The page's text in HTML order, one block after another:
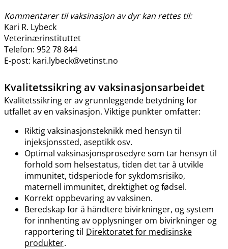
Kommentarer til vaksinasjon av dyr kan rettes til:
Kari R. Lybeck
Veterinærinstituttet
Telefon: 952 78 844
E-post: kari.lybeck@vetinst.no
Kvalitetssikring av vaksinasjonsarbeidet
Kvalitetssikring er av grunnleggende betydning for
utfallet av en vaksinasjon. Viktige punkter omfatter:
Riktig vaksinasjonsteknikk med hensyn til
injeksjonssted, aseptikk osv.
Optimal vaksinasjonsprosedyre som tar hensyn til
forhold som helsestatus, tiden det tar å utvikle
immunitet, tidsperiode for sykdomsrisiko,
maternell immunitet, drektighet og fødsel.
Korrekt oppbevaring av vaksinen.
Beredskap for å håndtere bivirkninger, og system
for innhenting av opplysninger om bivirkninger og
rapportering til Direktoratet for medisinske
produkter.